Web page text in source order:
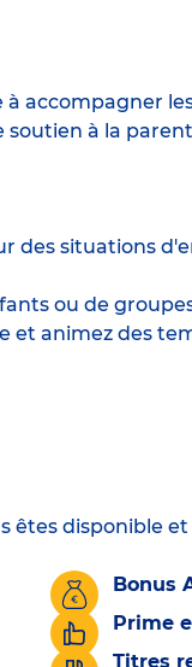
accompagner
soutien à la
des situations
ou de
et animez des
disponible et
Bonus
Prime
Titres